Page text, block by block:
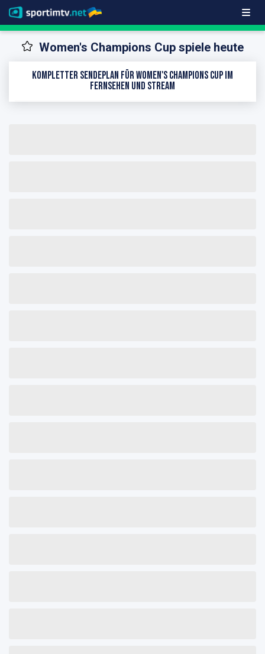
Women's Champions Cup spiele heute
Kompletter Sendeplan für Women's Champions Cup im
Fernsehen und Stream